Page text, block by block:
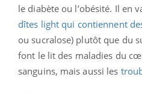
le diabète ou l’obésité. Il en
dîtes light qui contiennent
ou sucralose) plutôt que du
font le lit des maladies du
sanguins, mais aussi les